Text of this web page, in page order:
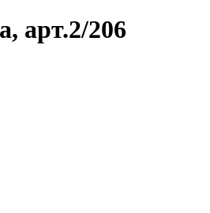
арт.2/206